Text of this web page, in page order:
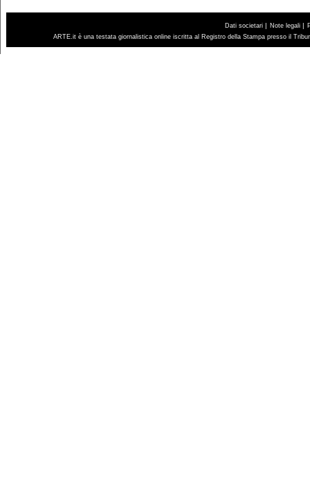
Dati societari | Note legali |
ARTE.it è una testata giornalistica online iscritta al Registro della Stampa presso il